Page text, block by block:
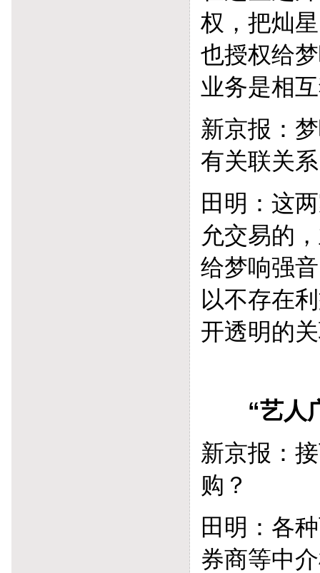
权，把灿
也授权给
业务是相
新京报：
有关联关
田明：这
允交易的
给梦响强
以不存在
开透明的
“艺人广
新京报：
购？
田明：各
券商等中